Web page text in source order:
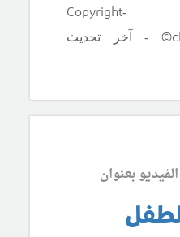
-
Copyright
- آخر تحديث
بعنوان